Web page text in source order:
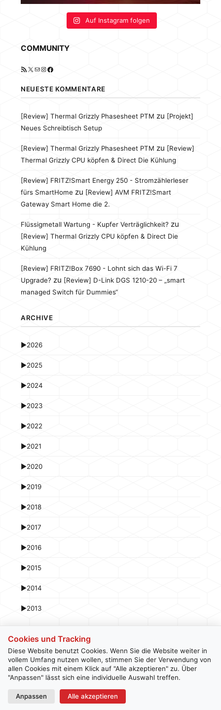
Auf Instagram folgen
COMMUNITY
RSS-Feed
X E-MailInstagram
Facebook
NEUESTE KOMMENTARE
[Review] Thermal Grizzly Phasesheet PTM zu [Projekt]
Neues Schreibtisch Setup
[Review] Thermal Grizzly Phasesheet PTM zu [Review]
Thermal Grizzly CPU köpfen & Direct Die Kühlung
[Review] FRITZ!Smart Energy 250 - Stromzählerleser
fürs SmartHome zu [Review] AVM FRITZ!Smart
Gateway Smart Home die 2.
Flüssigmetall Wartung - Kupfer Verträglichkeit? zu
[Review] Thermal Grizzly CPU köpfen & Direct Die
Kühlung
[Review] FRITZ!Box 7690 - Lohnt sich das Wi-Fi 7
Upgrade? zu [Review] D-Link DGS 1210-20 – „smart
managed Switch für Dummies“
ARCHIVE
►2026
►2025
►2024
►2023
►2022
►2021
►2020
►2019
►2018
►2017
►2016
►2015
►2014
►2013
KontaktNewsletterImpressumDatenschutz
© 2026 hardwarepoint
Cookies und Tracking
Diese Website benutzt Cookies. Wenn Sie die Website weiter in
vollem Umfang nutzen wollen, stimmen Sie der Verwendung von
allen Cookies mit einem Klick auf "Alle akzeptieren" zu. Über
"Anpassen" lässt sich eine individuelle Auswahl treffen.
Anpassen Alle akzeptieren